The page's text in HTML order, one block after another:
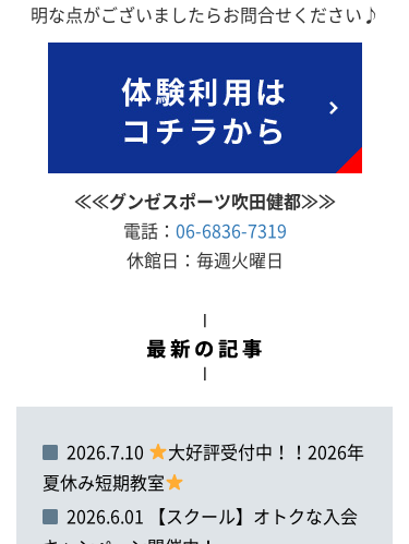
明な点がございましたらお問合せください♪
≪≪グンゼスポーツ吹田健都≫≫
電話： 06-6836-7319
休館日：毎週火曜日
2026.7.10
大好評受付中！！2026年
夏休み短期教室
2026.6.01 【スクール】オトクな入会